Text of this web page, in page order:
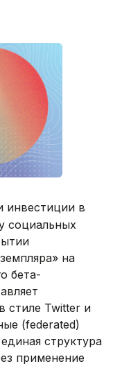
инвестиции в
социальных
на
бета-
стиле Twitter и
(federated)
структура
применение